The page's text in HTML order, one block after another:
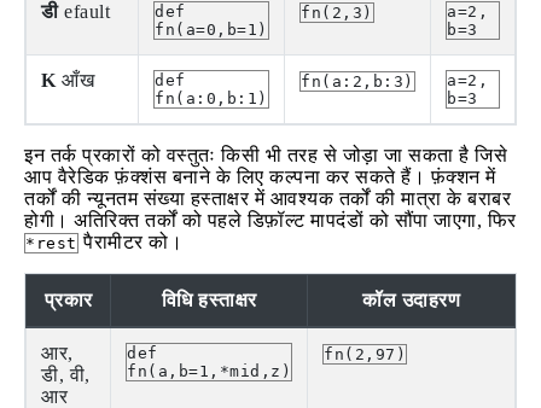
डीefault
def
fn(a=0,b=1)
fn(2,3)
a=2,
b=3
K आँख
def
fn(a:0,b:1)
fn(a:2,b:3)
a=2,
b=3
इन तर्क प्रकारों को वस्तुतः किसी भी तरह से जोड़ा जा सकता है जिसे
आप वैरेडिक फ़ंक्शंस बनाने के लिए कल्पना कर सकते हैं। फ़ंक्शन में
तर्कों की न्यूनतम संख्या हस्ताक्षर में आवश्यक तर्कों की मात्रा के बराबर
होगी। अतिरिक्त तर्कों को पहले डिफ़ॉल्ट मापदंडों को सौंपा जाएगा, फिर
*rest पैरामीटर को।
प्रकार विधि हस्ताक्षर कॉल उदाहरण
आर,
डी, वी,
आर
def
fn(a,b=1,*mid,z)
fn(2,97)